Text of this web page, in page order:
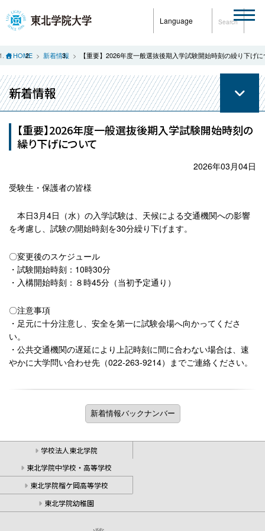
Language Search
HOME 新着情報 【重要】2026年度一般選抜後期入学試験開始時刻の繰り下げ
新着情報
【重要】2026年度一般選抜後期入学試験開始時刻の
繰り下げについて
2026年03月04日
受験生・保護者の皆様
本日3 月4日（水）の入学試験は、天候による交通機関への影響
を考慮し、試験の開始時刻を30分繰り下げます。
〇変更後のスケジュール
・試験開始時刻： 10時30分
・入構開始時刻：８時45分（当初予定通り）
〇注意事項
・足元に十分注意し、安全を第一に試験会場へ向かってくださ
い。
・公共交通機関の遅延により上記時刻に間に合わない場合は、速
やかに大学問い合わせ先（022-263-9214）までご連絡ください。
学校法人東北学院
東北学院中学校・高等学校
東北学院榴ケ岡高等学校
東北学院幼稚園